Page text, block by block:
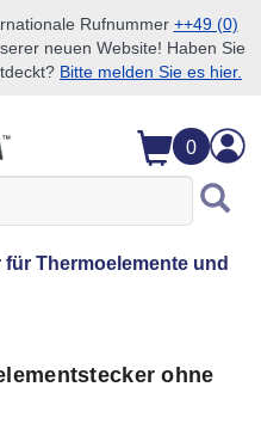
Rufnummer ++49 (0)
neuen Website! Haben Sie
Bitte melden Sie es hier.
0
Thermoelemente und
ohne